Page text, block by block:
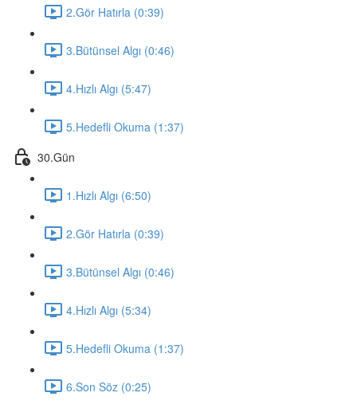
2.Gör Hatırla (0:39)
3.Bütünsel Algı (0:46)
4.Hızlı Algı (5:47)
5.Hedefli Okuma (1:37)
30.Gün
1.Hızlı Algı (6:50)
2.Gör Hatırla (0:39)
3.Bütünsel Algı (0:46)
4.Hızlı Algı (5:34)
5.Hedefli Okuma (1:37)
6.Son Söz (0:25)